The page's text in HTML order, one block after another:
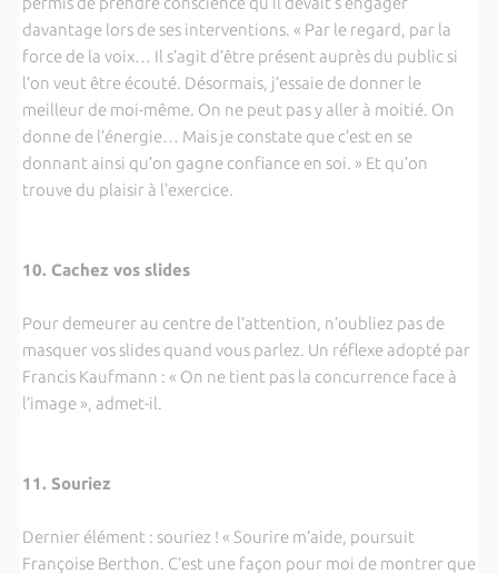
davantage lors de ses interventions. « Par le regard, par la
force de la voix… Il s’agit d’être présent auprès du public si
l’on veut être écouté. Désormais, j’essaie de donner le
meilleur de moi-même. On ne peut pas y aller à moitié. On
donne de l’énergie… Mais je constate que c’est en se
donnant ainsi qu’on gagne confiance en soi. » Et qu’on
trouve du plaisir à l’exercice.
10. Cachez vos slides
Pour demeurer au centre de l’attention, n’oubliez pas de
masquer vos slides quand vous parlez. Un réflexe adopté par
Francis Kaufmann : « On ne tient pas la concurrence face à
l’image », admet-il.
11. Souriez
Dernier élément : souriez ! « Sourire m’aide, poursuit
Françoise Berthon. C’est une façon pour moi de montrer que